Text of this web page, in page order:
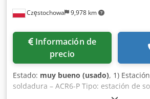
Częstochowa 9,978 km
Información de
precio
Estado: muy bueno (usado), 1)
soldadura – ACR6-P Tipo: estación de
para ranura estrecha (Narrow Gap)